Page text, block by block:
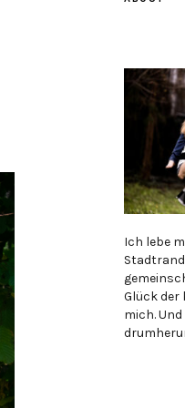
Ich lebe
Glück der
mich.